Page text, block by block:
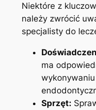
Niektóre⁣ z
⁢należy zwrócić
specjalisty do
ma
Sprzęt: